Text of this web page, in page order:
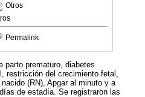
Otros
Permalink
parto prematuro, diabetes
restricción del crecimiento fetal,
(RN), Apgar al minuto y a
de estadía. Se registraron las